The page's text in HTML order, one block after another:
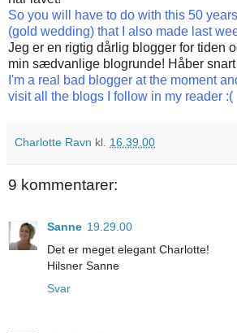
So you will have to do with this 50
(gold wedding) that I also made last
Jeg er en rigtig dårlig blogger for tiden
min sædvanlige blogrunde! Håber
I'm a real bad blogger at the moment
visit all the blogs I follow in my reader :(
Charlotte Ravn kl. 16.39.00
9 kommentarer:
Sanne 19.29.00
Det er meget elegant Charlotte!
Hilsner Sanne
Svar